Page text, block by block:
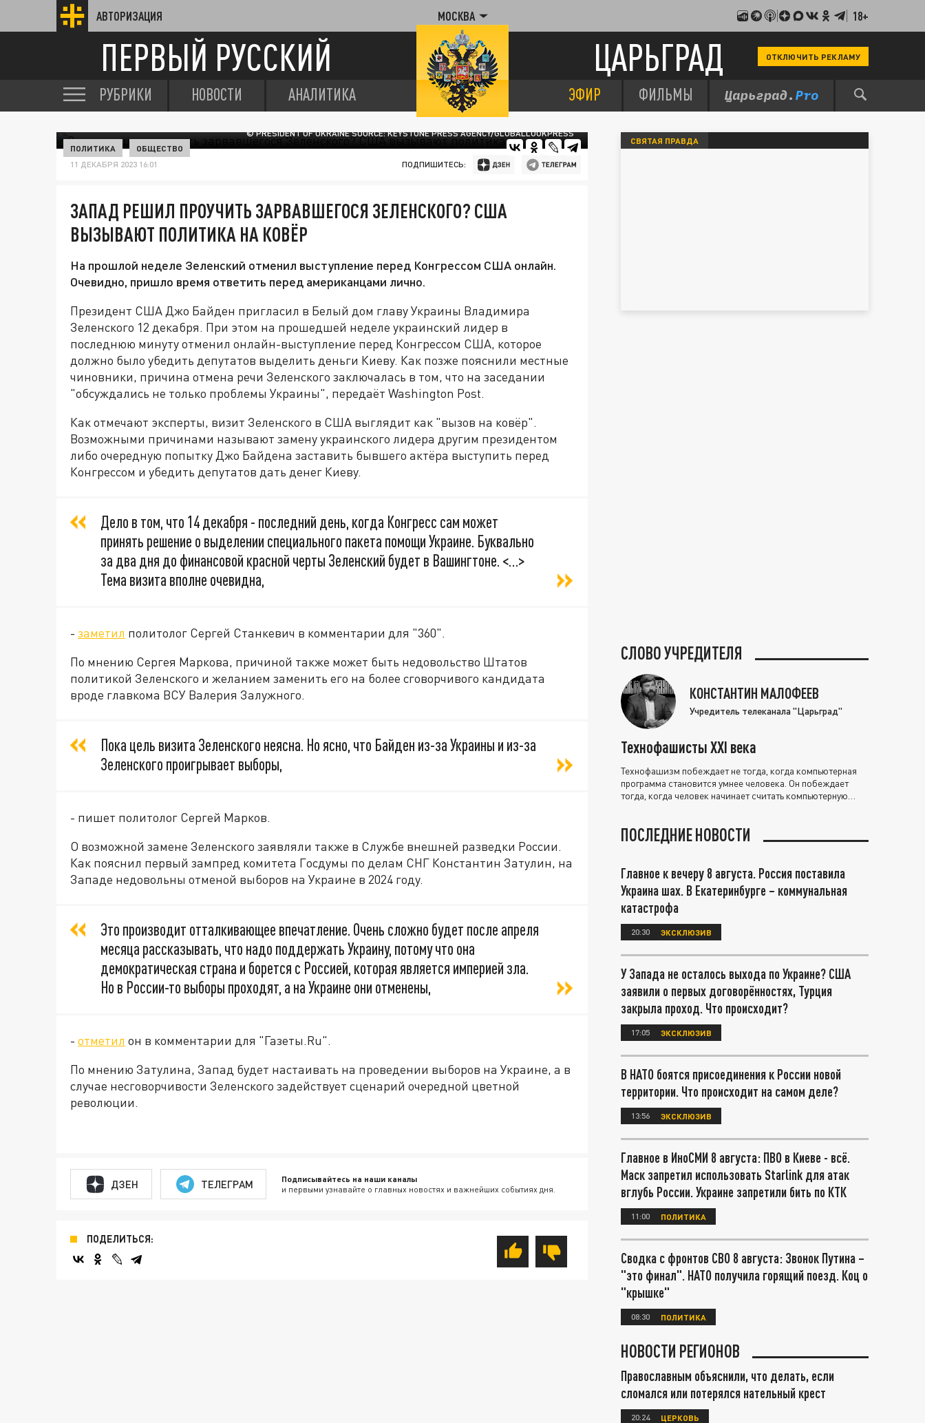
АВТОРИЗАЦИЯ МОСКВА 18+
ПЕРВЫЙ РУССКИЙ ЦАРЬГРАД ОТКЛЮЧИТЬ РЕКЛАМУ
РУБРИКИ НОВОСТИ АНАЛИТИКА ЭФИР ФИЛЬМЫ
© PRESIDENT OF UKRAINE SOURCE: KEYSTONE PRESS AGENCY/GLOBALLOOKPRESS
ПОЛИТИКА ОБЩЕСТВО
11 ДЕКАБРЯ 2023 16:01 ПОДПИШИТЕСЬ:
ЗАПАД РЕШИЛ ПРОУЧИТЬ ЗАРВАВШЕГОСЯ ЗЕЛЕНСКОГО? США
ВЫЗЫВАЮТ ПОЛИТИКА НА КОВЁР
На прошлой неделе Зеленский отменил выступление перед Конгрессом США онлайн.
Очевидно, пришло время ответить перед американцами лично.
Президент США Джо Байден пригласил в Белый дом главу Украины Владимира
Зеленского 12 декабря. При этом на прошедшей неделе украинский лидер в
последнюю минуту отменил онлайн-выступление перед Конгрессом США, которое
должно было убедить депутатов выделить деньги Киеву. Как позже пояснили местные
чиновники, причина отмена речи Зеленского заключалась в том, что на заседании
"обсуждались не только проблемы Украины", передаёт Washington Post.
Как отмечают эксперты, визит Зеленского в США выглядит как "вызов на ковёр".
Возможными причинами называют замену украинского лидера другим президентом
либо очередную попытку Джо Байдена заставить бывшего актёра выступить перед
Конгрессом и убедить депутатов дать денег Киеву.
Дело в том, что 14 декабря - последний день, когда Конгресс сам может
принять решение о выделении специального пакета помощи Украине. Буквально
за два дня до финансовой красной черты Зеленский будет в Вашингтоне. <…>
Тема визита вполне очевидна,
- заметил политолог Сергей Станкевич в комментарии для "360".
По мнению Сергея Маркова, причиной также может быть недовольство Штатов
политикой Зеленского и желанием заменить его на более сговорчивого кандидата
вроде главкома ВСУ Валерия Залужного.
Пока цель визита Зеленского неясна. Но ясно, что Байден из-за Украины и из-за
Зеленского проигрывает выборы,
- пишет политолог Сергей Марков.
О возможной замене Зеленского заявляли также в Службе внешней разведки России.
Как пояснил первый зампред комитета Госдумы по делам СНГ Константин Затулин, на
Западе недовольны отменой выборов на Украине в 2024 году.
Это производит отталкивающее впечатление. Очень сложно будет после апреля
месяца рассказывать, что надо поддержать Украину, потому что она
демократическая страна и борется с Россией, которая является империей зла.
Но в России-то выборы проходят, а на Украине они отменены,
- отметил он в комментарии для "Газеты.Ru".
По мнению Затулина, Запад будет настаивать на проведении выборов на Украине, а в
случае несговорчивости Зеленского задействует сценарий очередной цветной
революции.
ДЗЕН ТЕЛЕГРАМ Подписывайтесь на наши каналы
и первыми узнавайте о главных новостях и важнейших событиях дня.
ПОДЕЛИТЬСЯ:
СВЯТАЯ ПРАВДА
СЛОВО УЧРЕДИТЕЛЯ
КОНСТАНТИН МАЛОФЕЕВ
Учредитель телеканала "Царьград"
Технофашисты XXI века
Технофашизм побеждает не тогда, когда компьютерная
программа становится умнее человека. Он побеждает
тогда, когда человек начинает считать компьютерную
ПОСЛЕДНИЕ НОВОСТИ
Главное к вечеру 8 августа. Россия поставила
Украина шах. В Екатеринбурге – коммунальная
катастрофа
20:30 ЭКСКЛЮЗИВ
У Запада не осталось выхода по Украине? США
заявили о первых договорённостях, Турция
закрыла проход. Что происходит?
17:05 ЭКСКЛЮЗИВ
В НАТО боятся присоединения к России новой
территории. Что происходит на самом деле?
13:56 ЭКСКЛЮЗИВ
Главное в ИноСМИ 8 августа: ПВО в Киеве - всё.
Маск запретил использовать Starlink для атак
вглубь России. Украине запретили бить по КТК
11:00 ПОЛИТИКА
Сводка с фронтов СВО 8 августа: Звонок Путина –
"это финал". НАТО получила горящий поезд. Коц о
"крышке"
08:30 ПОЛИТИКА
НОВОСТИ РЕГИОНОВ
Православным объяснили, что делать, если
сломался или потерялся нательный крест
20:24 ЦЕРКОВЬ